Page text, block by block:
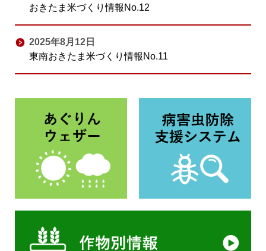
おきたま米づくり情報No.12
2025年8月12日
東南おきたま米づくり情報No.11